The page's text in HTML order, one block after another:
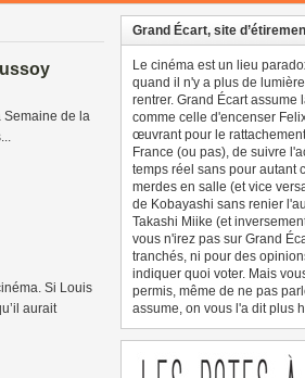
Semaine de la
Si Louis
aurait
Grand Écart, site
Le cinéma est un lieu
quand il n'y a plus de
rentrer. Grand Écart assume
comme celle d'encenser
œuvrant pour le
France (ou pas), de suivre
temps réel sans pour autant
merdes en salle (et vice
de Kobayashi sans renier
Takashi Miike (et
vous n'irez pas sur Grand
tranchés, ni pour des
indiquer quoi voter. Mais
permis, même de ne pas
assume, on vous l'a dit plus